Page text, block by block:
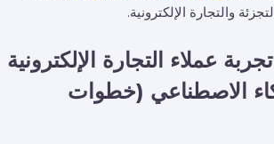
والتجارة الإلكترونية.
عملاء التجارة الإلكترونية
الاصطناعي (خطوات